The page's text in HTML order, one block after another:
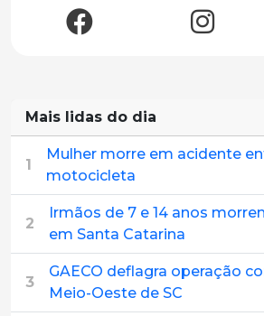
Mais lidas do dia
1
Mulher morre em acidente
motocicleta
2
Irmãos de 7 e 14 anos
em Santa Catarina
3
GAECO deflagra operação
Meio-Oeste de SC